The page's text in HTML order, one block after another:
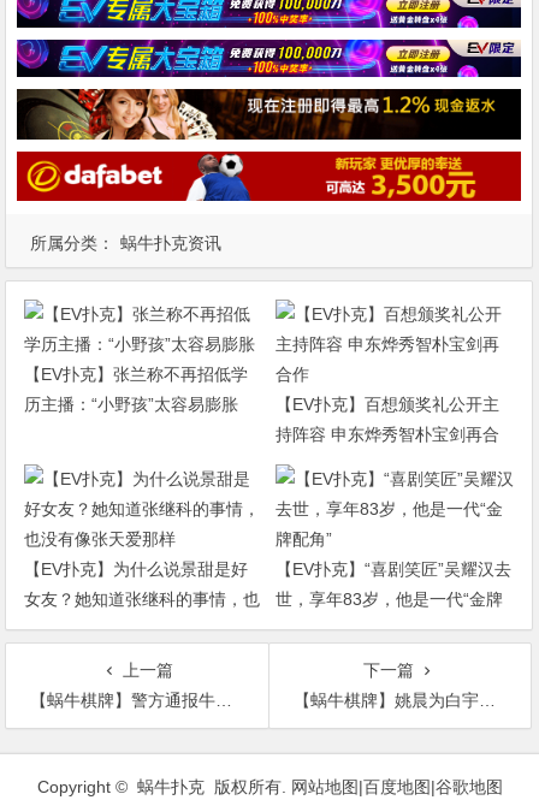
所属分类： 蜗牛扑克资讯
【EV扑克】张兰称不再招低学
历主播：“小野孩”太容易膨胀
【EV扑克】百想颁奖礼公开主
持阵容 申东烨秀智朴宝剑再合
作
【EV扑克】为什么说景甜是好
女友？她知道张继科的事情，也
没有像张天爱那样
【EV扑克】“喜剧笑匠”吴耀汉去
世，享年83岁，他是一代“金牌
配角”
上一篇
【蜗牛棋牌】警方通报牛萌萌吸毒被拘 毒品检测呈阳性
下一篇
【蜗牛棋牌】姚晨为白宇拍帅气大片 网友：这技术可以！
文
Copyright © 蜗牛扑克 版权所有. 网站地图|百度地图|谷歌地图